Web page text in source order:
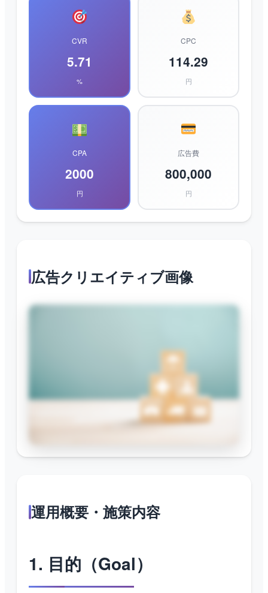
CVR
5.71
%
CPC
114.29
円
CPA
2000
円
広告費
800,000
円
広告クリエイティブ画像
運用概要・施策内容
1. 目的（Goal）